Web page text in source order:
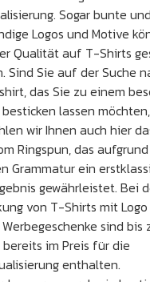
Sogar bunte und
Logos und Motive
Qualität auf T-Shirts
Sind Sie auf der Suche
das Sie zu einem
lassen möchten,
wir Ihnen auch hier
Ringspun, das
Grammatur ein
gewährleistet. Bei
von T-Shirts mit
Werbegeschenke sind bis
bereits im Preis für die
enthalten.